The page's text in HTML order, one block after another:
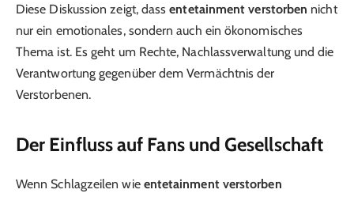
Diese Diskussion zeigt, dassentetainment verstorben nicht
nur ein emotionales, sondern auch ein ökonomisches
Thema ist. Es geht um Rechte, Nachlassverwaltung und die
Verantwortung gegenüber dem Vermächtnis der
Verstorbenen.
Der Einfluss auf Fans und Gesellschaft
Wenn Schlagzeilen wie entetainment verstorben